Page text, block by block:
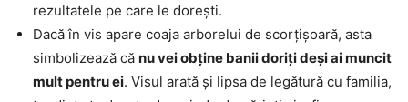
rezultatele pe care le dorești.
Dacă în vis apare coaja arborelui de scorțișoară, asta
simbolizează că nu vei obține banii doriți deși ai muncit
mult pentru ei. Visul arată și lipsa de legătură cu familia,